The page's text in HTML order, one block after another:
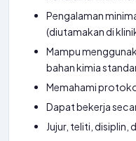
Pengalaman
(diutamakan di
Mampu
bahan kimia
Memahami
Dapat bekerja
Jujur, teliti, disiplin,